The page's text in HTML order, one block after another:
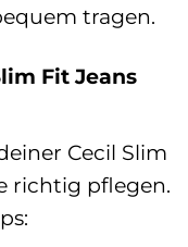
tragen.
Fit Jeans
Cecil Slim
richtig pflegen.